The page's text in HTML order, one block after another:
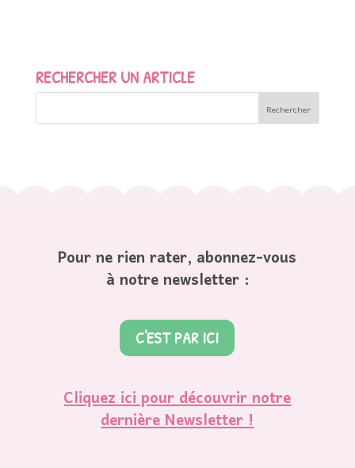
RECHERCHER UN ARTICLE
Pour ne rien rater, abonnez-vous
à notre newsletter :
C'EST PAR ICI
Cliquez ici pour découvrir notre
dernière Newsletter !